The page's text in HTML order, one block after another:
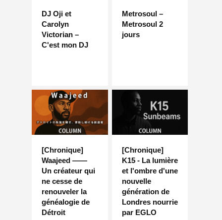
DJ Oji et
Carolyn
Victorian –
C'est mon DJ
Metrosoul –
Metrosoul 2
jours
[Chronique]
Waajeed ——
Un créateur qui
ne cesse de
renouveler la
généalogie de
Détroit
[Chronique]
K15 - La lumière
et l'ombre d'une
nouvelle
génération de
Londres nourrie
par EGLO